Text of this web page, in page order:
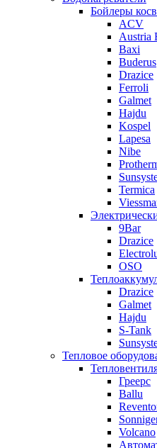
Бойлеры
ACV
Austria
Baxi
Buderus
Drazice
Ferroli
Galmet
Hajdu
Kospel
Lapesa
Nibe
Termica
9Bar
Drazice
OSO
Drazice
Galmet
Hajdu
S-Tank
Тепловое
Греерс
Ballu
Volcano